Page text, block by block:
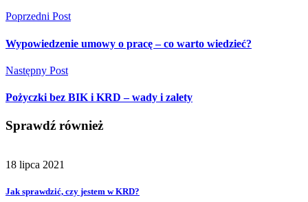
Poprzedni Post
Wypowiedzenie umowy o pracę – co warto wiedzieć?
Następny Post
Pożyczki bez BIK i KRD – wady i zalety
Sprawdź również
18 lipca 2021
Jak sprawdzić, czy jestem w KRD?